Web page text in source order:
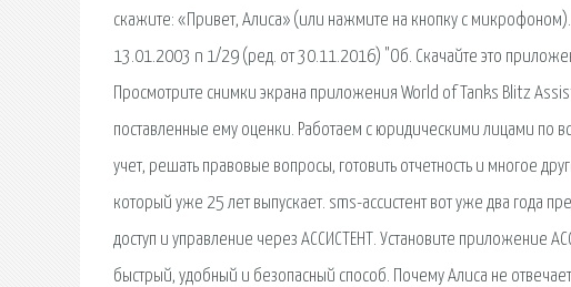
скажите: «Привет, Алиса» (или нажмите на кнопку с
13.01.2003 n 1/29 (ред. от 30.11.2016) "Об. Скачайте это
Просмотрите снимки экрана приложения World of Tanks Blitz
поставленные ему оценки. Работаем с юридическими лицами по
учет, решать правовые вопросы, готовить отчетность и многое
который уже 25 лет выпускает. sms-ассистент вот уже два года
доступ и управление через АССИСТЕНТ. Установите приложение
быстрый, удобный и безопасный способ. Почему Алиса не